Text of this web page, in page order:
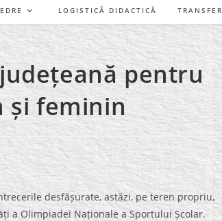
LOGISTICĂ DIDACTICĂ TRANSFER
pentru
și feminin
desfășurate, astăzi, pe teren propriu,
a Olimpiadei Naționale a Sportului Școlar.